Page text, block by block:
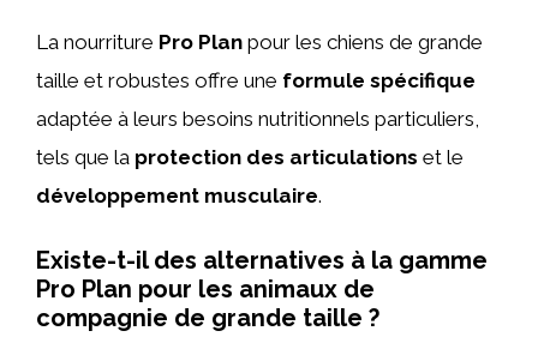
La nourriture Pro Plan pour les chiens de grande
taille et robustes offre une formule spécifique
adaptée à leurs besoins nutritionnels particuliers,
tels que la protection des articulations et le
développement musculaire.
Existe-t-il des alternatives à la gamme
Pro Plan pour les animaux de
compagnie de grande taille ?